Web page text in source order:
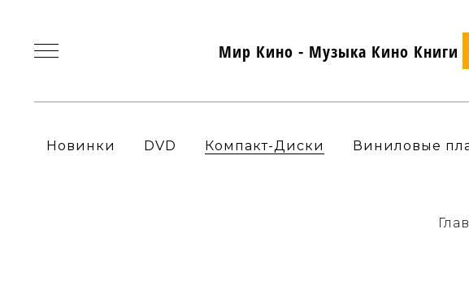
Мир Кино - Музыка Кино Книги
Новинки DVD Компакт-Диски Виниловые